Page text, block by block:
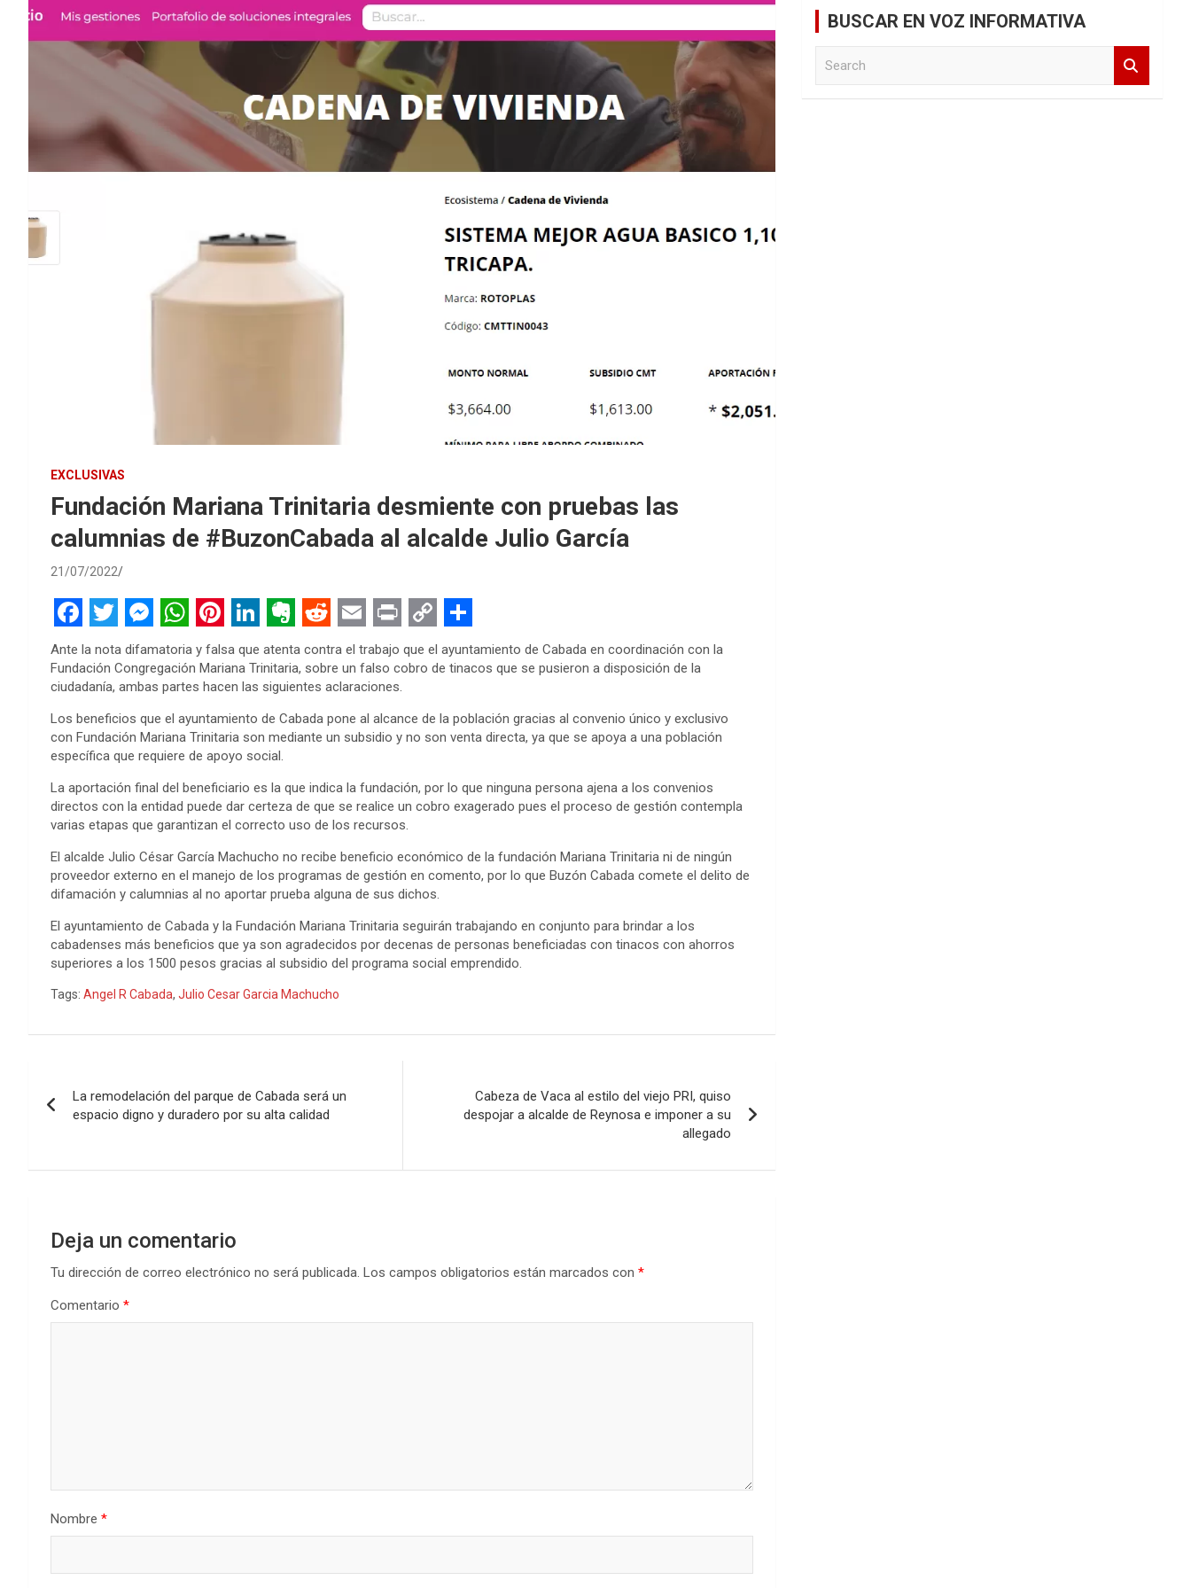
EXCLUSIVAS
Fundación Mariana Trinitaria desmiente con pruebas las
calumnias de #BuzonCabada al alcalde Julio García
21/07/2022
F
a
c
e
b
o
o
k
T
w
i
t
t
e
r
M
e
s
s
e
n
g
e
r
W
h
a
t
s
A
p
p
P
i
n
t
e
r
e
s
t
L
i
n
k
e
d
I
n
E
v
e
r
n
o
t
e
R
e
d
d
t
E
m
a
i
P
r
i
n
C
o
y
i
n
S
h
r
Ante la nota difamatoria y falsa que atenta contra el trabajo que el ayuntamiento de Cabada en coordinación con la
Fundación Congregación Mariana Trinitaria, sobre un falso cobro de tinacos que se pusieron a disposición de la
ciudadanía, ambas partes hacen las siguientes aclaraciones.
Los beneficios que el ayuntamiento de Cabada pone al alcance de la población gracias al convenio único y exclusivo
con Fundación Mariana Trinitaria son mediante un subsidio y no son venta directa, ya que se apoya a una población
específica que requiere de apoyo social.
La aportación final del beneficiario es la que indica la fundación, por lo que ninguna persona ajena a los convenios
directos con la entidad puede dar certeza de que se realice un cobro exagerado pues el proceso de gestión contempla
varias etapas que garantizan el correcto uso de los recursos.
El alcalde Julio César García Machucho no recibe beneficio económico de la fundación Mariana Trinitaria ni de ningún
proveedor externo en el manejo de los programas de gestión en comento, por lo que Buzón Cabada comete el delito de
difamación y calumnias al no aportar prueba alguna de sus dichos.
El ayuntamiento de Cabada y la Fundación Mariana Trinitaria seguirán trabajando en conjunto para brindar a los
cabadenses más beneficios que ya son agradecidos por decenas de personas beneficiadas con tinacos con ahorros
superiores a los 1500 pesos gracias al subsidio del programa social emprendido.
Tags: Angel R Cabada, Julio Cesar Garcia Machucho
de
La remodelación del parque de Cabada será un
espacio digno y duradero por su alta calidad
Cabeza de Vaca al estilo del viejo PRI, quiso
despojar a alcalde de Reynosa e imponer a su
allegado
Deja un comentario
Tu dirección de correo electrónico no será publicada. Los campos obligatorios están marcados con *
Comentario *
Nombre *
BUSCAR EN VOZ INFORMATIVA